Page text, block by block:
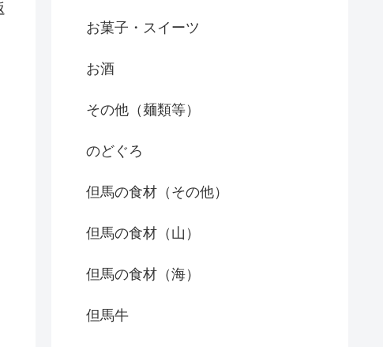
お菓子・スイーツ
お酒
その他（麺類等）
のどぐろ
但馬の食材（その他）
但馬の食材（山）
但馬の食材（海）
但馬牛